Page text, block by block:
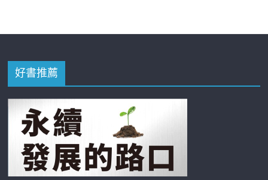
好書推薦